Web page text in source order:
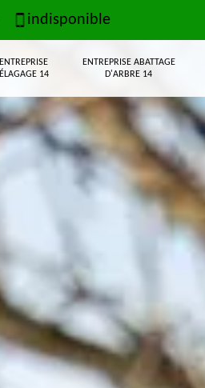
indisponible
ENTREPRISE
ÉLAGAGE 14
ENTREPRISE ABATTAGE
D'ARBRE 14